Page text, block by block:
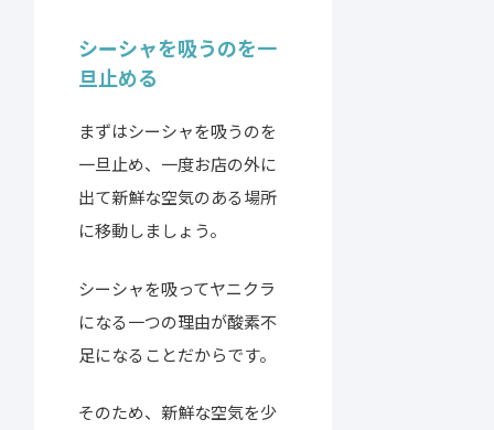
シーシャを吸うのを一
旦止める
まずはシーシャを吸うのを
一旦止め、一度お店の外に
出て新鮮な空気のある場所
に移動しましょう。
シーシャを吸ってヤニクラ
になる一つの理由が酸素不
足になることだからです。
そのため、新鮮な空気を少